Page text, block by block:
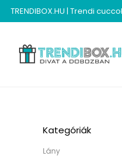
TRENDIBOX.HU | Trendi
Kategóriák
Lány